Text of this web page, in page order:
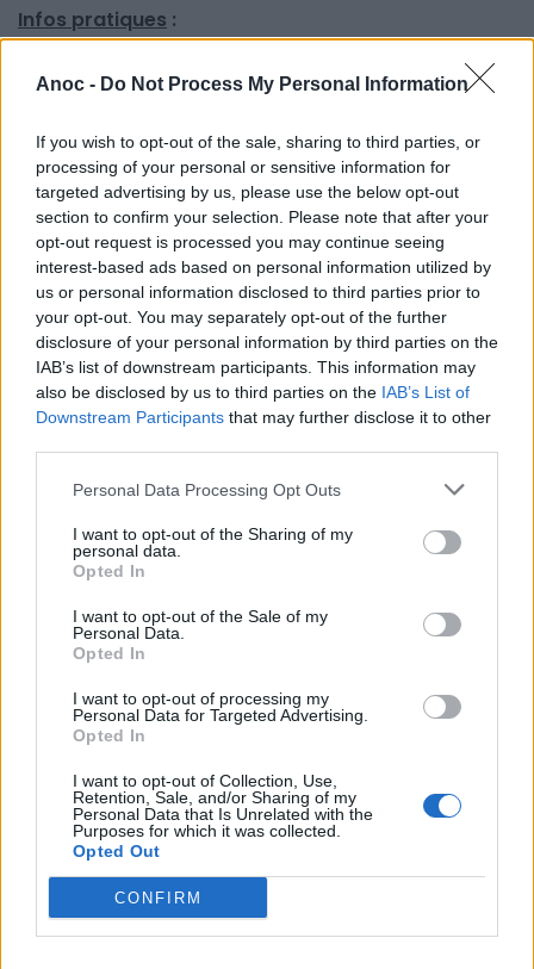
Anoc - Do Not Process My Personal Information
If you wish to opt-out of the sale, sharing to third parties, or
processing of your personal or sensitive information for
targeted advertising by us, please use the below opt-out
section to confirm your selection. Please note that after your
opt-out request is processed you may continue seeing
interest-based ads based on personal information utilized by
us or personal information disclosed to third parties prior to
your opt-out. You may separately opt-out of the further
disclosure of your personal information by third parties on the
IAB’s list of downstream participants. This information may
also be disclosed by us to third parties on the IAB’s List of
Downstream Participants that may further disclose it to other
Personal Data Processing Opt Outs
I want to opt-out of the Sharing of my
personal data.
Opted In
I want to opt-out of the Sale of my
Personal Data.
Opted In
I want to opt-out of processing my
Personal Data for Targeted Advertising.
Opted In
I want to opt-out of Collection, Use,
Retention, Sale, and/or Sharing of my
Personal Data that Is Unrelated with the
Purposes for which it was collected.
Opted Out
CONFIRM
Infos pratiques :
Le lieu exact de la sortie et la confirmation de la
balade seront assurés 2 jours avant la sortie, celle-ci
étant tributaire de la météo.
Rendez-vous sur le siteou leurpage Facebook pour
réserver votre soirée.
Pour plus de renseignements :06 19 14 87 90
L'abus d'alcool est dangereux pour la santé, à
consommer avec modération.
INFORMATIONS PRATIQUES
DATES ET HORAIRES
Le 25 juillet 2019
Avenue des Etangs - Frontignan
Calcul d'itinéraire
Gratuit pour les enfants de 6 à 10 ans qui tiennent sur le
paddle d'un adulte : Gratuit
Dégustation sans balade en paddle : 10€
Balade + location du matériel + dégustation pour jeune de
10 à 18 ans : 25€
Balade + location du matériel + dégustation : 39€
ÂGE RECOMMANDÉ